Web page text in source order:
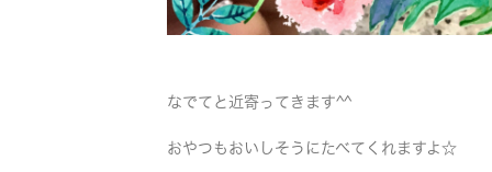
なでてと近寄ってきます^^
おやつもおいしそうにたべてくれますよ☆